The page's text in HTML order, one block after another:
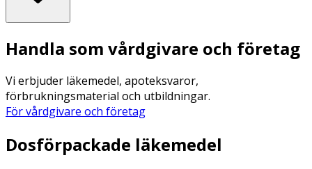
Handla som vårdgivare och företag
Vi erbjuder läkemedel, apoteksvaror,
förbrukningsmaterial och utbildningar.
För vårdgivare och företag
Dosförpackade läkemedel